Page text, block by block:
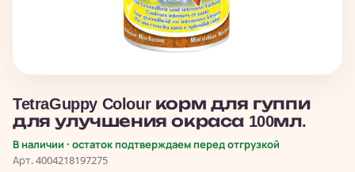
TetraGuppy Colour корм для гуппи
для улучшения окраса 100мл.
В наличии · остаток подтверждаем перед отгрузкой
Арт. 4004218197275